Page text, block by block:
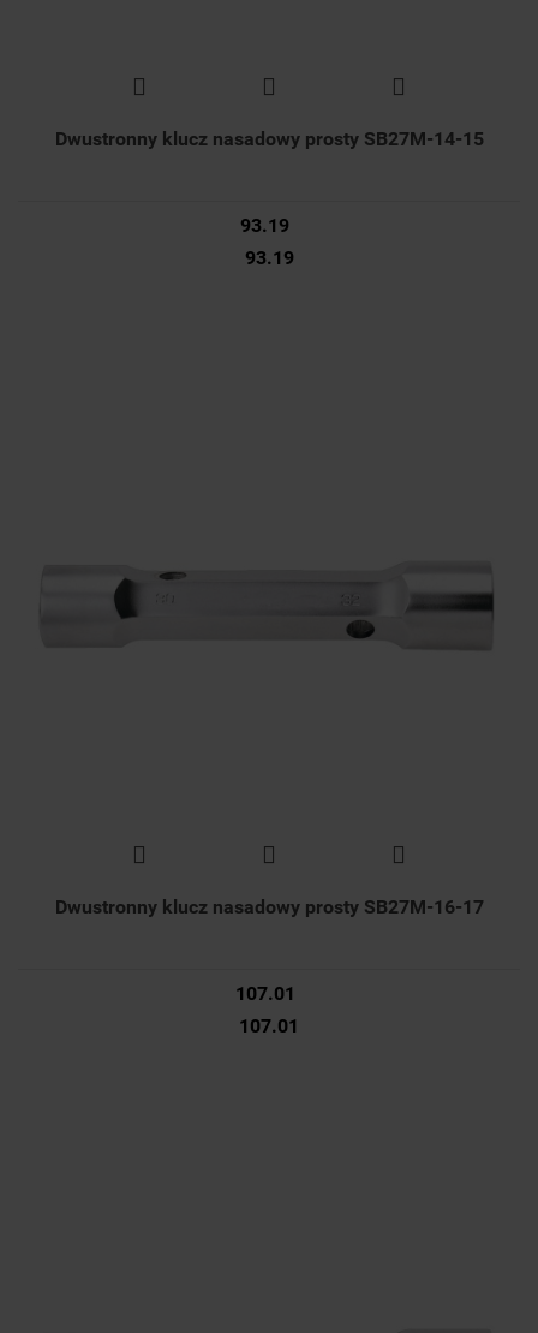
Dwustronny klucz nasadowy prosty SB27M-14-15
93.19
93.19
Dwustronny klucz nasadowy prosty SB27M-16-17
107.01
107.01